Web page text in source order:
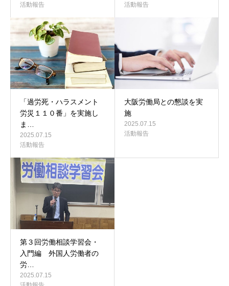
活動報告
活動報告
「過労死・ハラスメント
労災１１０番」を実施し
ま…
2025.07.15
活動報告
大阪労働局との懇談を実
施
2025.07.15
活動報告
第３回労働相談学習会・
入門編 外国人労働者の
労…
2025.07.15